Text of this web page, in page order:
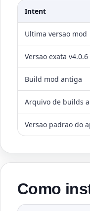
Intent
Ultima versao mod
Versao exata v4.0.6
Build mod antiga
Arquivo de builds
Versao padrao do
Como